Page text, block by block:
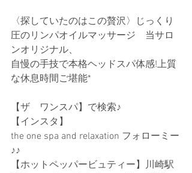
〈探していたのはこの贅沢〉じっくり
圧のリンパオイルマッサージ　当サロ
ンオリジナル、
自慢の手技で本格ヘッドスパ体感!上質
な休息時間ご堪能*
【ザ　ワンスパ】で検索♪
【インスタ】
the one spa and relaxation フォローミー
♪♪
【ホットペッパービュティー】川崎駅